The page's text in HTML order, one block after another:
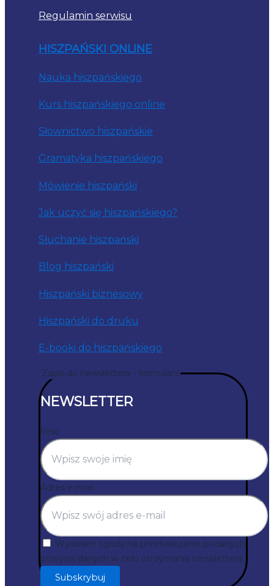
Regulamin serwisu
HISZPAŃSKI ONLINE
Nauka hiszpańskiego
Kurs hiszpańskiego online
Słownictwo hiszpańskie
Gramatyka hiszpańskiego
Mówienie hiszpański
Jak uczyć się hiszpańskiego?
Słuchanie hiszpański
Blog hiszpański
Hiszpański biznesowy
Hiszpański do druku
E-booki do hiszpańskiego
Zapis do newslettera - formularz
NEWSLETTER
Imię
Adres e-mail
Wyrażam zgodę na przetwarzanie podanych
powyżej danych w celu otrzymania newslettera.
Subskrybuj